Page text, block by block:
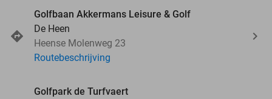
Golfbaan Akkermans Leisure & Golf
De Heen
Heense Molenweg 23
Routebeschrijving
Golfpark de Turfvaert